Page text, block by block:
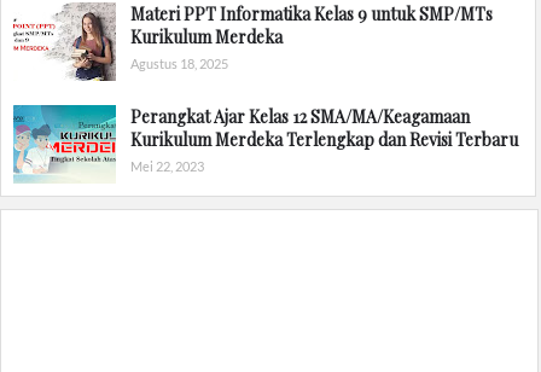
Materi PPT Informatika Kelas 9 untuk SMP/MTs
Kurikulum Merdeka
Agustus 18, 2025
Perangkat Ajar Kelas 12 SMA/MA/Keagamaan
Kurikulum Merdeka Terlengkap dan Revisi Terbaru
Mei 22, 2023